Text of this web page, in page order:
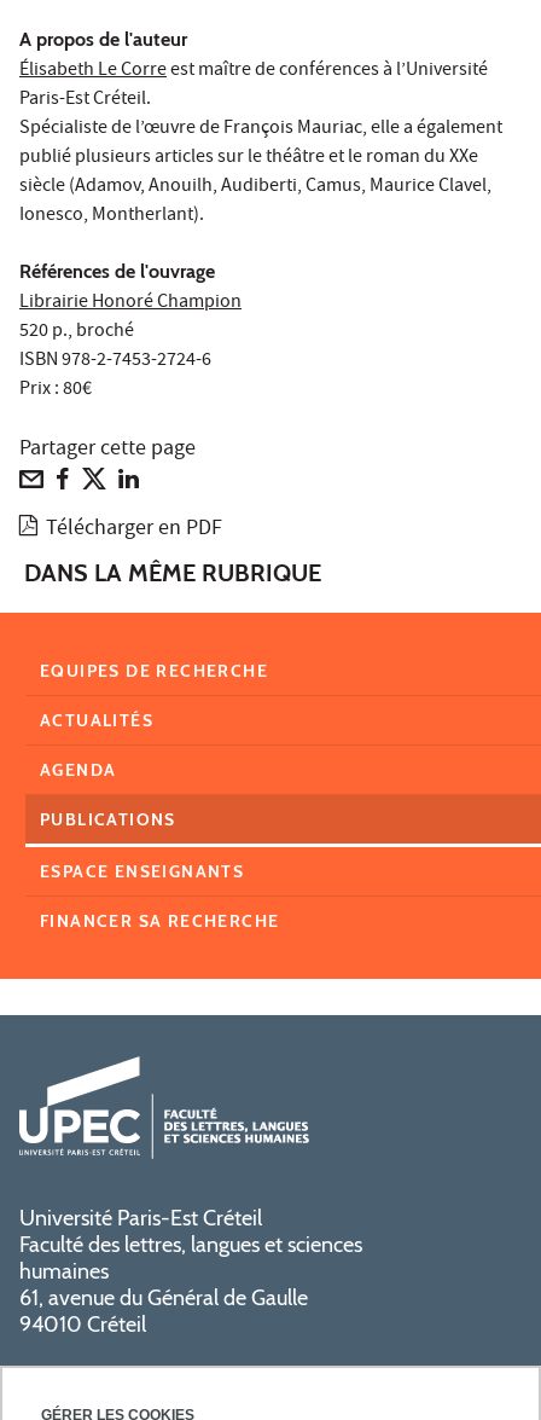
GÉRER LES COOKIES
A propos de l'auteur
Élisabeth Le Correest maître de conférences à l’Université
Paris-Est Créteil.
Spécialiste de l’œuvre de François Mauriac, elle a également
publié plusieurs articles sur le théâtre et le roman du XXe
siècle (Adamov, Anouilh, Audiberti, Camus, Maurice Clavel,
Ionesco, Montherlant).
Références de l'ouvrage
Librairie Honoré Champion
520 p., broché
ISBN 978-2-7453-2724-6
Prix : 80€
Partager cette page
Télécharger en PDF
DANS LA MÊME RUBRIQUE
EQUIPES DE RECHERCHE
ACTUALITÉS
AGENDA
PUBLICATIONS
ESPACE ENSEIGNANTS
FINANCER SA RECHERCHE
Université Paris-Est Créteil
Faculté des lettres, langues et sciences
humaines
61, avenue du Général de Gaulle
94010 Créteil